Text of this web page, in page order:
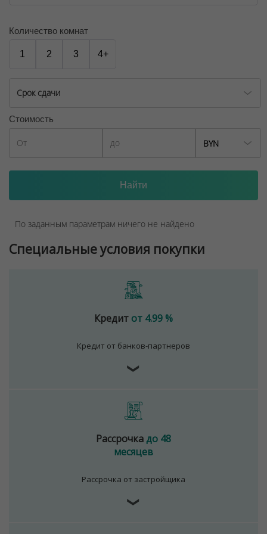
Количество комнат
1 2 3 4+
Срок сдачи
Стоимость
BYN
По заданным параметрам ничего не найдено
Специальные условия покупки
Кредит от 4.99 %
Кредит от банков-партнеров
❯
Рассрочкадо 48
месяцев
Рассрочка от застройщика
❯